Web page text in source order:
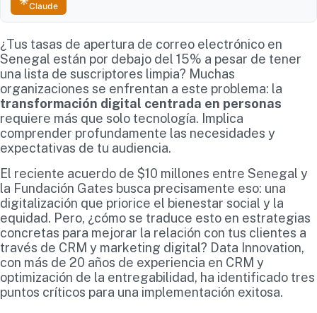
Claude
¿Tus tasas de apertura de correo electrónico en
Senegal están por debajo del 15% a pesar de tener
una lista de suscriptores limpia? Muchas
organizaciones se enfrentan a este problema: la
transformación digital centrada en personas
requiere más que solo tecnología. Implica
comprender profundamente las necesidades y
expectativas de tu audiencia.
El reciente acuerdo de $10 millones entre Senegal y
la Fundación Gates busca precisamente eso: una
digitalización que priorice el bienestar social y la
equidad. Pero, ¿cómo se traduce esto en estrategias
concretas para mejorar la relación con tus clientes a
través de CRM y marketing digital? Data Innovation,
con más de 20 años de experiencia en CRM y
optimización de la entregabilidad, ha identificado tres
puntos críticos para una implementación exitosa.